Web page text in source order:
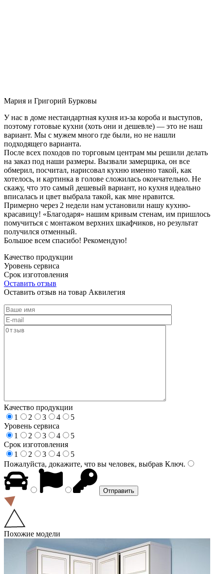
Мария и Григорий Бурковы
У нас в доме нестандартная кухня из-за короба и выступов,
поэтому готовые кухни (хоть они и дешевле) — это не наш
вариант. Мы с мужем много где были, но не нашли
подходящего варианта.
После всех походов по торговым центрам мы решили делать
на заказ под наши размеры. Вызвали замерщика, он все
обмерил, посчитал, нарисовал кухню именно такой, как
хотелось, и картинка в голове сложилась окончательно. Не
скажу, что это самый дешевый вариант, но кухня идеально
вписалась и цвет выбрала такой, как мне нравится.
Примерно через 2 недели нам установили нашу кухню-
красавицу! «Благодаря» нашим кривым стенам, им пришлось
помучиться с монтажом верхних шкафчиков, но результат
получился отменный.
Большое всем спасибо! Рекомендую!
Качество продукции
Уровень сервиса
Срок изготовления
Оставить отзыв
Оставить отзыв на товар Аквилегия
Качество продукции
1
2 3 4
5
Уровень сервиса
1
2 3 4
5
Срок изготовления
1
2 3 4
5
Пожалуйста, докажите, что вы человек, выбрав Ключ.
Похожие модели